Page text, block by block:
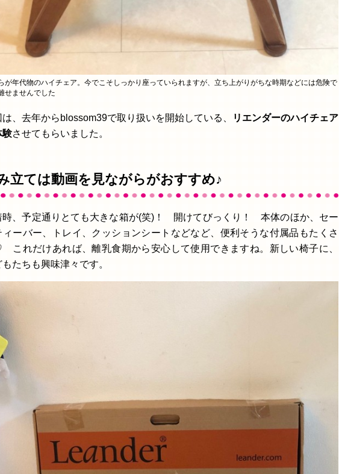
が年代物のハイチェア。今でこそしっかり座っていられますが、立ち上がりがちな時期などには危険で
せませんでした
は、去年からblossom39で取り扱いを開始している、
リエンダーのハイチェア
験させてもらいました。
立ては動画を見ながらがおすすめ♪
時、予定通りとても大きな箱が(笑)！ 開けてびっくり！ 本体のほか、セー
ィーバー、トレイ、クッションシートなどなど、便利そうな付属品もたくさ
これだけあれば、離乳食期から安心して使用できますね。新しい椅子に、
たちも興味津々です。